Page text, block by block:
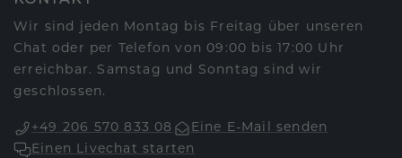
Wir sind jeden Montag bis Freitag über unseren
Chat oder per Telefon von 09:00 bis 17:00 Uhr
erreichbar. Samstag und Sonntag sind wir
geschlossen.
+49 206 570 833 08
Eine E-Mail senden
Einen Livechat starten